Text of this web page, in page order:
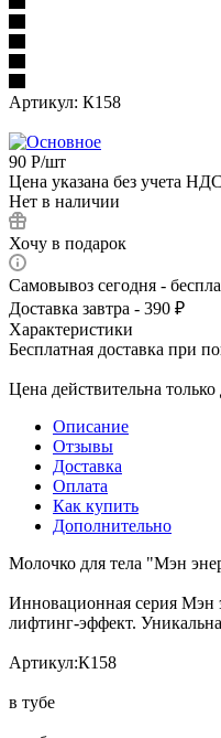
Артикул: К158
90 Р/шт
Цена указана без учета НДС
Нет в наличии
Хочу в подарок
Самовывоз сегодня -
Доставка завтра - 390 ₽
Характеристики
Бесплатная доставка при
Цена действительна
Описание
Отзывы
Доставка
Оплата
Как купить
Дополнительно
Молочко для тела "Мэн
Инновационная серия Мэн
лифтинг-эффект.
Артикул:К158
в тубе